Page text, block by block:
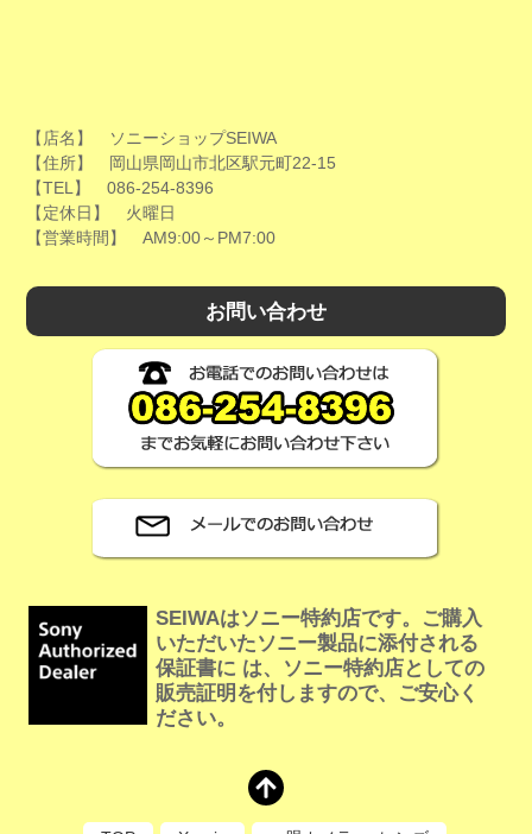
【店名】 ソニーショップSEIWA
【住所】 岡山県岡山市北区駅元町22-15
【TEL】 086-254-8396
【定休日】 火曜日
【営業時間】 AM9:00～PM7:00
お問い合わせ
SEIWAはソニー特約店です。ご購入
いただいたソニー製品に添付される
保証書に は、ソニー特約店としての
販売証明を付しますので、ご安心く
ださい。